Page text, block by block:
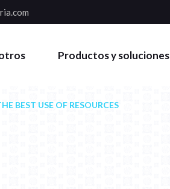
Productos y soluciones
BEST USE OF RESOURCES